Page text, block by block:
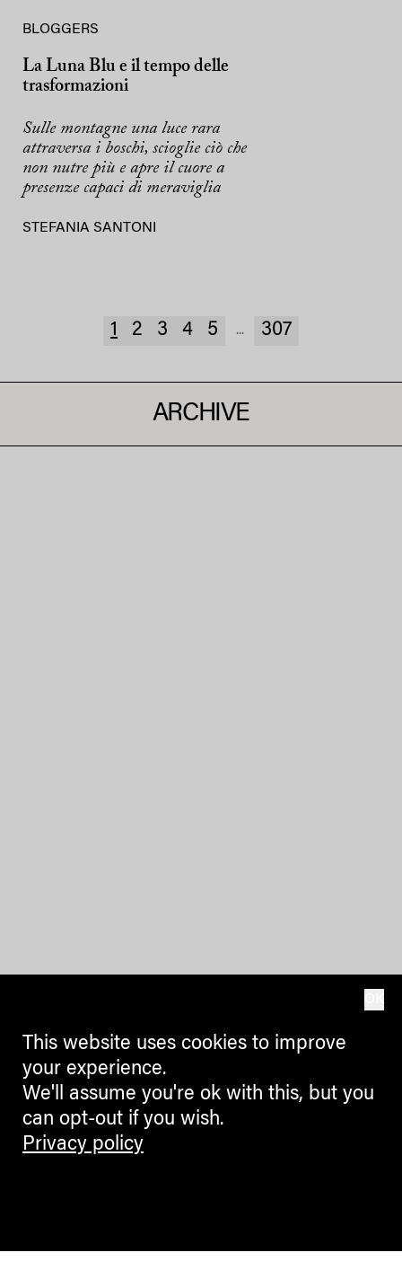
BLOGGERS
La Luna Blu e il tempo delle
trasformazioni
Sulle montagne una luce rara
attraversa i boschi, scioglie ciò che
non nutre più e apre il cuore a
presenze capaci di meraviglia
STEFANIA SANTONI
1 2 3 4 5 ... 307
ARCHIVE
This website uses cookies to improve
your experience.
We'll assume you're ok with this, but you
can opt-out if you wish.
Privacy policy